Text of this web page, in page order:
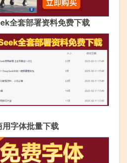
全套部署资料免费下载
字体批量下载